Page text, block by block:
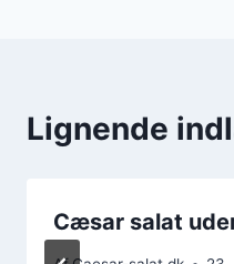
Lignende
Cæsar salat